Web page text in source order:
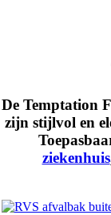
De Temptation
zijn stijlvol en
ziekenhuis